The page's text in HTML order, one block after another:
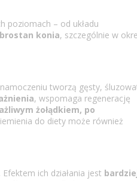
poziomach – od układu
konia, szczególnie w
tworzą gęsty,
, wspomaga regenerację
żołądkiem, po
do diety może również
ich działania jest